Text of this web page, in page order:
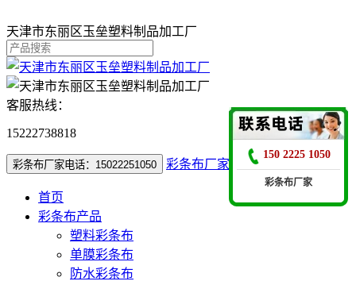
天津市东丽区玉垒塑料制品加工厂
客服热线：
15222738818
彩条布厂家电话：15022251050 彩条布厂家电话：15022251050
首页
彩条布产品
塑料彩条布
单膜彩条布
防水彩条布
150 2225 1050
彩条布厂家